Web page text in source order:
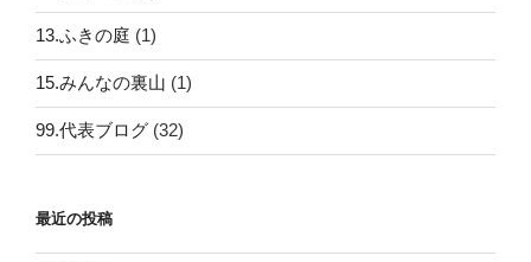
13.ふきの庭 (1)
15.みんなの裏山 (1)
99.代表ブログ (32)
最近の投稿